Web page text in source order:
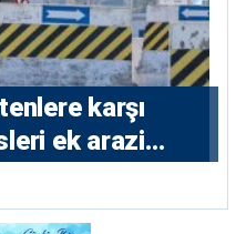
karşı
ek arazi